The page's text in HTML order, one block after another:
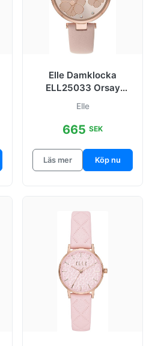
Elle Damklocka
ELL25033 Orsay
r Ø32 mm
Elle
665 SEK
Läs mer Köp nu